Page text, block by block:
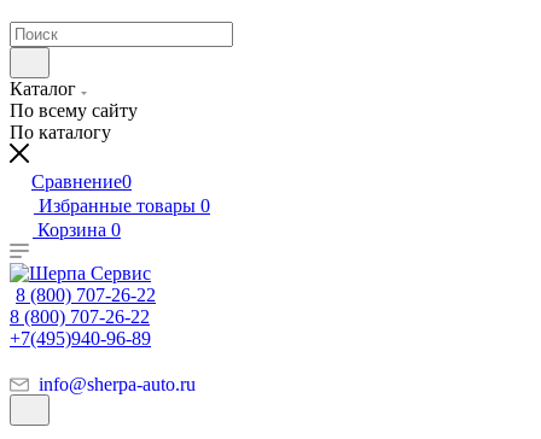
Каталог
По всему сайту
По каталогу
Сравнение0
Избранные товары 0
Корзина 0
8 (800) 707-26-22
8 (800) 707-26-22
+7(495)940-96-89
info@sherpa-auto.ru